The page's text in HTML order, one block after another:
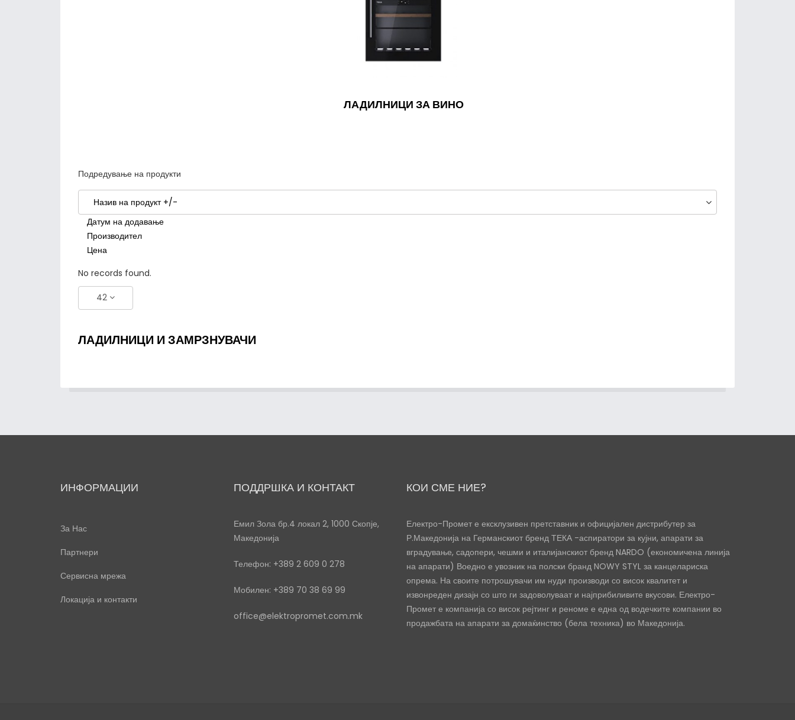
ЛАДИЛНИЦИ ЗА ВИНО
Подредување на продукти
Назив на продукт +/-
Датум на додавање
Производител
Цена
No records found.
42
ЛАДИЛНИЦИ И ЗАМРЗНУВАЧИ
ИНФОРМАЦИИ
За Нас
Партнери
Сервисна мрежа
Локација и контакти
ПОДДРШКА И КОНТАКТ
Емил Зола бр.4 локал 2, 1000 Скопје,
Македонија
Телефон: +389 2 609 0 278
Мобилен: +389 70 38 69 99
office@elektropromet.com.mk
КОИ СМЕ НИЕ?
Електро-Промет е ексклузивен претставник и официјален дистрибутер за
Р.Македонија на Германскиот бренд ТЕКА -аспиратори за кујни, апарати за
вградување, садопери, чешми и италијанскиот бренд NARDO (економичена линија
на апарати) Воедно е увозник на полски бранд NOWY STYL за канцелариска
опрема. На своите потрошувачи им нуди производи со висок квалитет и
извонреден дизајн со што ги задоволуваат и најприбиливите вкусови. Електро-
Промет е компанија со висок рејтинг и реноме е една од водечките компании во
продажбата на апарати за домаќинство (бела техника) во Македонија.